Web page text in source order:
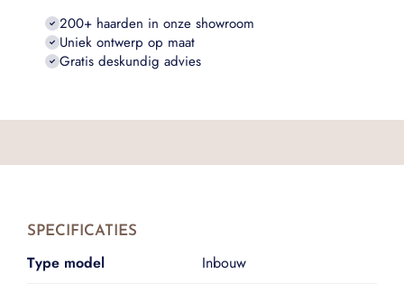
200+ haarden in onze showroom
Uniek ontwerp op maat
Gratis deskundig advies
SPECIFICATIES
Type model
Inbouw